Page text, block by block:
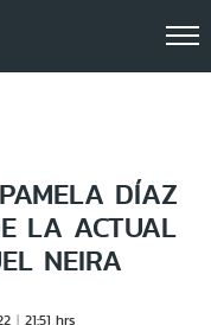
DÍAZ
LA ACTUAL
NEIRA
21:51 hrs